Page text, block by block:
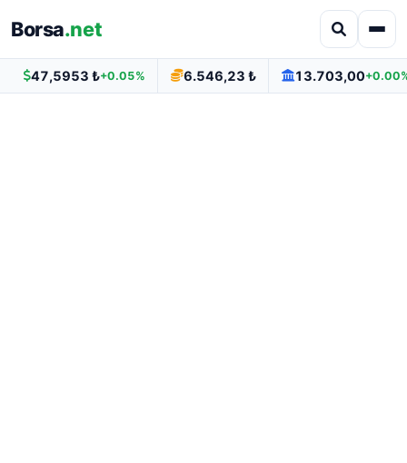
Borsa.net
47,5953 ₺+0.05% 6.546,23 ₺ 13.703,00